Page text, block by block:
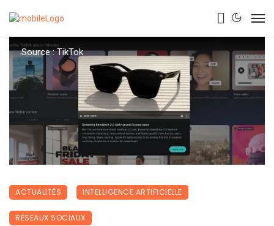
Source : TikTok
ACTUALITÉS INTELLIGENCE ARTIFICIELLE
RÉSEAUX SOCIAUX